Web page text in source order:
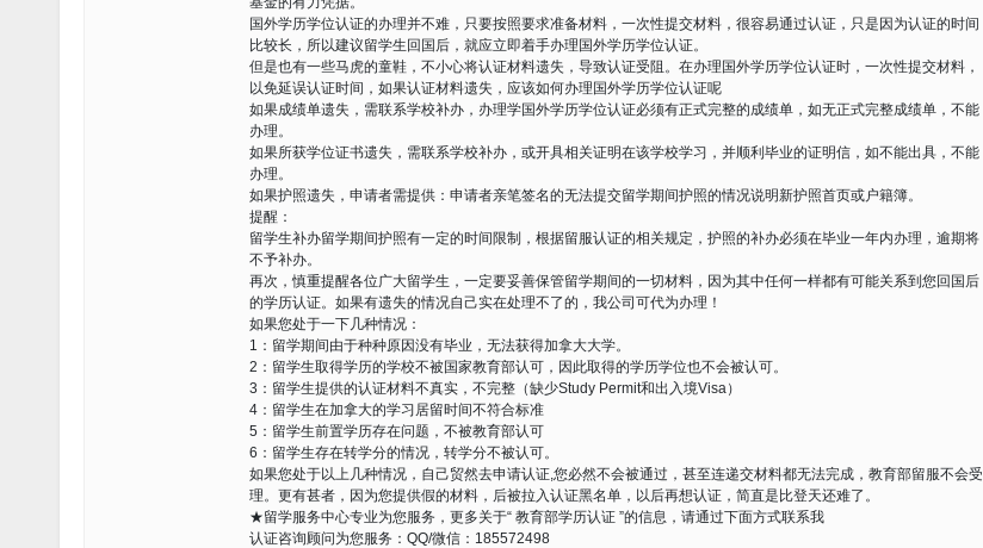
国外学历学位认证的办理并不难，只要按照要求准备材料，一次性提交材料，很容易通过认证，只是因为认证的时间
比较长，所以建议留学生回国后，就应立即着手办理国外学历学位认证。
但是也有一些马虎的童鞋，不小心将认证材料遗失，导致认证受阻。在办理国外学历学位认证时，一次性提交材料，
以免延误认证时间，如果认证材料遗失，应该如何办理国外学历学位认证呢
如果成绩单遗失，需联系学校补办，办理学国外学历学位认证必须有正式完整的成绩单，如无正式完整成绩单，不能
办理。
如果所获学位证书遗失，需联系学校补办，或开具相关证明在该学校学习，并顺利毕业的证明信，如不能出具，不能
办理。
如果护照遗失，申请者需提供：申请者亲笔签名的无法提交留学期间护照的情况说明新护照首页或户籍簿。
提醒：
留学生补办留学期间护照有一定的时间限制，根据留服认证的相关规定，护照的补办必须在毕业一年内办理，逾期将
不予补办。
再次，慎重提醒各位广大留学生，一定要妥善保管留学期间的一切材料，因为其中任何一样都有可能关系到您回国后
的学历认证。如果有遗失的情况自己实在处理不了的，我公司可代为办理！
如果您处于一下几种情况：
1：留学期间由于种种原因没有毕业，无法获得加拿大大学。
2：留学生取得学历的学校不被国家教育部认可，因此取得的学历学位也不会被认可。
3：留学生提供的认证材料不真实，不完整（缺少Study Permit和出入境Visa）
4：留学生在加拿大的学习居留时间不符合标准
5：留学生前置学历存在问题，不被教育部认可
6：留学生存在转学分的情况，转学分不被认可。
如果您处于以上几种情况，自己贸然去申请认证,您必然不会被通过，甚至连递交材料都无法完成，教育部留服不会受
理。更有甚者，因为您提供假的材料，后被拉入认证黑名单，以后再想认证，简直是比登天还难了。
★留学服务中心专业为您服务，更多关于“ 教育部学历认证 ”的信息，请通过下面方式联系我
认证咨询顾问为您服务：QQ/微信：185572498